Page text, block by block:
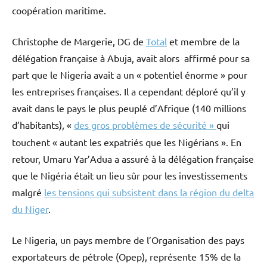
coopération maritime.
Christophe de Margerie, DG de Total et membre de la
délégation française à Abuja, avait alors affirmé pour sa
part que le Nigeria avait a un « potentiel énorme » pour
les entreprises françaises. Il a cependant déploré qu’il y
avait dans le pays le plus peuplé d’Afrique (140 millions
d’habitants), « des gros problèmes de sécurité » qui
touchent « autant les expatriés que les Nigérians ». En
retour, Umaru Yar’Adua a assuré à la délégation française
que le Nigéria était un lieu sûr pour les investissements
malgré les tensions qui subsistent dans la région du delta
du Niger.
Le Nigeria, un pays membre de l’Organisation des pays
exportateurs de pétrole (Opep), représente 15% de la